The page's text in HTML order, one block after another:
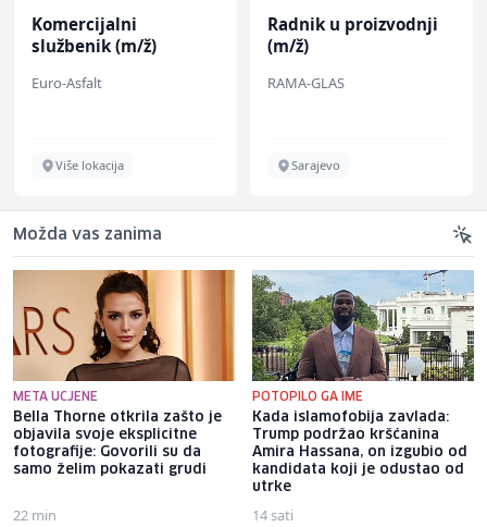
Komercijalni
službenik (m/ž)
Euro-Asfalt
Više lokacija
Radnik u proizvodnji
(m/ž)
RAMA-GLAS
Sarajevo
Možda vas zanima
META UCJENE
Bella Thorne otkrila zašto je
objavila svoje eksplicitne
fotografije: Govorili su da
samo želim pokazati grudi
22 min
POTOPILO GA IME
Kada islamofobija zavlada:
Trump podržao kršćanina
Amira Hassana, on izgubio od
kandidata koji je odustao od
utrke
14 sati